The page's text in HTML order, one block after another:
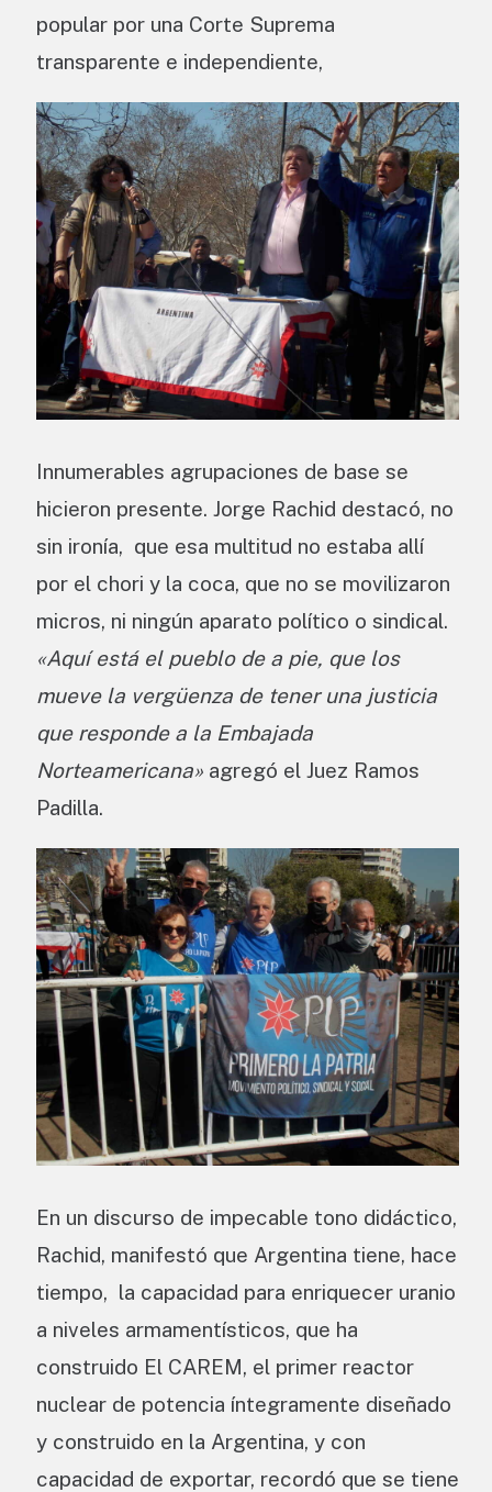
popular por una Corte Suprema
transparente e independiente,
Innumerables agrupaciones de base se
hicieron presente. Jorge Rachid destacó, no
sin ironía, que esa multitud no estaba allí
por el chori y la coca, que no se movilizaron
micros, ni ningún aparato político o sindical.
«Aquí está el pueblo de a pie, que los
mueve la vergüenza de tener una justicia
que responde a la Embajada
Norteamericana» agregó el Juez Ramos
Padilla.
En un discurso de impecable tono didáctico,
Rachid, manifestó que Argentina tiene, hace
tiempo, la capacidad para enriquecer uranio
a niveles armamentísticos, que ha
construido El CAREM, el primer reactor
nuclear de potencia íntegramente diseñado
y construido en la Argentina, y con
capacidad de exportar, recordó que se tiene